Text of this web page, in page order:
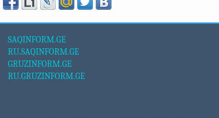
SAQINFORM.GE
RU.SAQINFORM.GE
GRUZINFORM.GE
RU.GRUZINFORM.GE